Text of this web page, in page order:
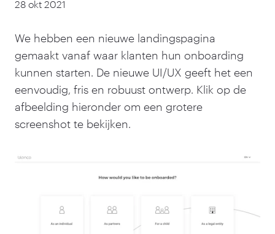
28 okt 2021
We hebben een nieuwe landingspagina
gemaakt vanaf waar klanten hun onboarding
kunnen starten. De nieuwe UI/UX geeft het een
eenvoudig, fris en robuust ontwerp. Klik op de
afbeelding hieronder om een grotere
screenshot te bekijken.